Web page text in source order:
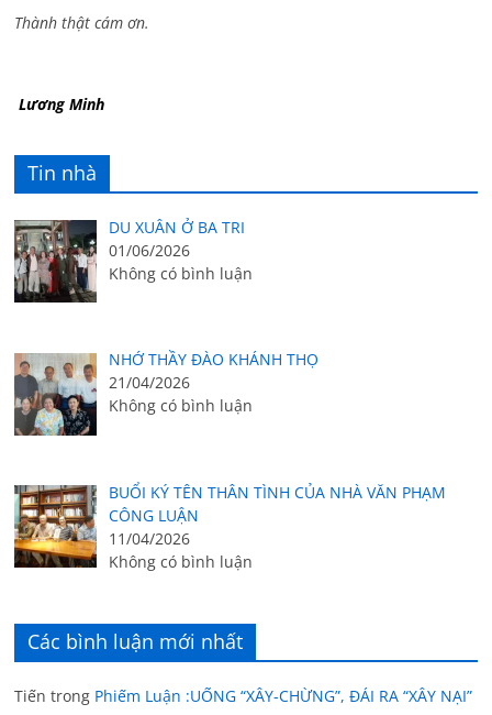
Thành thật cám ơn.
Lương Minh
Tin nhà
DU XUÂN Ở BA TRI
01/06/2026
Không có bình luận
NHỚ THẦY ĐÀO KHÁNH THỌ
21/04/2026
Không có bình luận
BUỔI KÝ TÊN THÂN TÌNH CỦA NHÀ VĂN PHẠM
CÔNG LUẬN
11/04/2026
Không có bình luận
Các bình luận mới nhất
Tiến trong Phiếm Luận :UỐNG “XÂY-CHỪNG”, ĐÁI RA “XÂY NẠI”